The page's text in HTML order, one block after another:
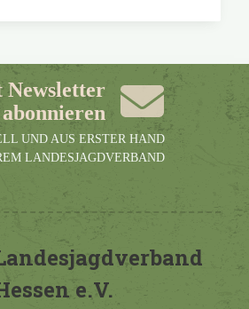
Newsletter
abonnieren
UND AUS ERSTER HAND
LANDESJAGDVERBAND
e.V.